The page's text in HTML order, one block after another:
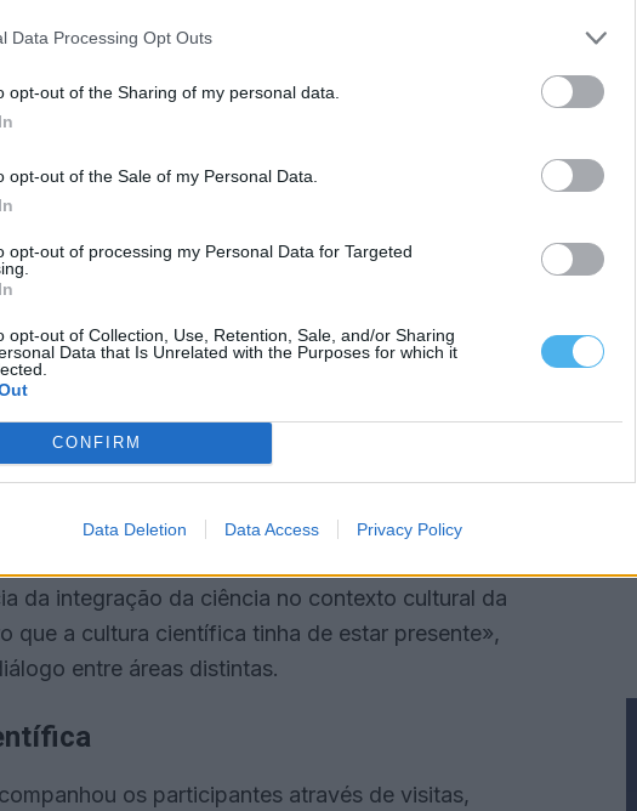
Data Processing Opt Outs
opt-out of the Sharing of my personal data.
opt-out of the Sale of my Personal Data.
opt-out of processing my Personal Data for Targeted
opt-out of Collection, Use, Retention, Sale, and/or Sharing
Data that Is Unrelated with the Purposes for which it
CONFIRM
Data Deletion Data Access Privacy Policy
trabalho desenvolvido culminou, a 25 de
onde foram partilhados os primeiros
ponte inovadora entre a arte do storytelling e
como metáfora para refletir sobre cooperação,
estas abordagens se alinham com o conceito
Europeia da Cultura.
de Évora enquanto estrutura científica do
conceitos biológicos complexos — como o
acessíveis, sem perder o rigor científico».
capacidade da academia em promover
local num contexto cultural europeu.
da integração da ciência no contexto cultural da
que a cultura científica tinha de estar presente»,
entre áreas distintas.
os participantes através de visitas,